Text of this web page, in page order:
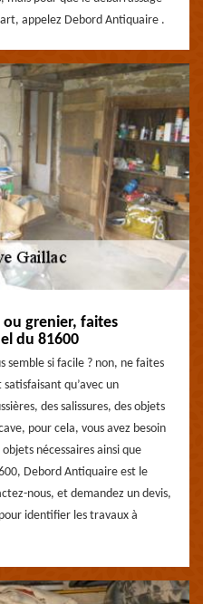
appelez Debord Antiquaire .
grenier, faites
du 81600
semble si facile ? non, ne faites
qu’avec un
des salissures, des objets
pour cela, vous avez besoin
nécessaires ainsi que
Debord Antiquaire est le
nous, et demandez un devis,
identifier les travaux à